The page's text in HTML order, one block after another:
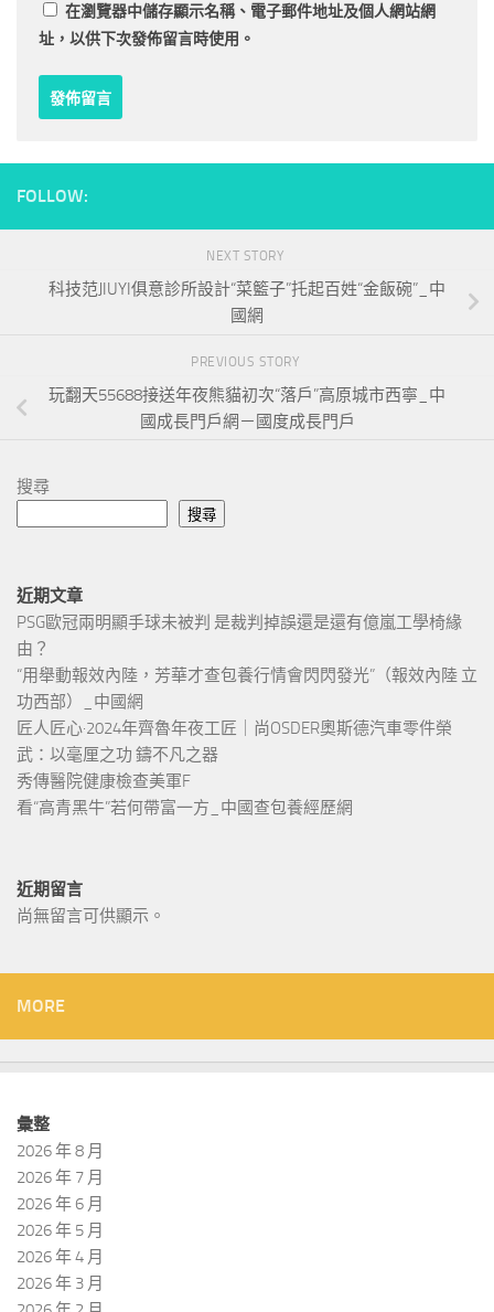
在瀏覽器中儲存顯示名稱、電子郵件地址及個人網站網
址，以供下次發佈留言時使用。
FOLLOW:
NEXT STORY
科技范JIUYI俱意診所設計“菜籃子”托起百姓“金飯碗”_中
國網
PREVIOUS STORY
玩翻天55688接送年夜熊貓初次“落戶”高原城市西寧_中
國成長門戶網－國度成長門戶
搜尋
搜尋
近期文章
PSG歐冠兩明顯手球未被判 是裁判掉誤還是還有億嵐工學椅緣
由？
“用舉動報效內陸，芳華才查包養行情會閃閃發光”（報效內陸 立
功西部）_中國網
匠人匠心·2024年齊魯年夜工匠｜尚OSDER奧斯德汽車零件榮
武：以毫厘之功 鑄不凡之器
秀傳醫院健康檢查美軍F
看“高青黑牛”若何帶富一方_中國查包養經歷網
近期留言
尚無留言可供顯示。
MORE
彙整
2026 年 8 月
2026 年 7 月
2026 年 6 月
2026 年 5 月
2026 年 4 月
2026 年 3 月